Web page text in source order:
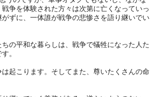
争を体験された方々は次第に亡くなっていっ
ずに、一体誰が戦争の悲惨さを語り継いでい
の平和な暮らしは、戦争で犠牲になった人た
。
起こります。そしてまた、尊いたくさんの命